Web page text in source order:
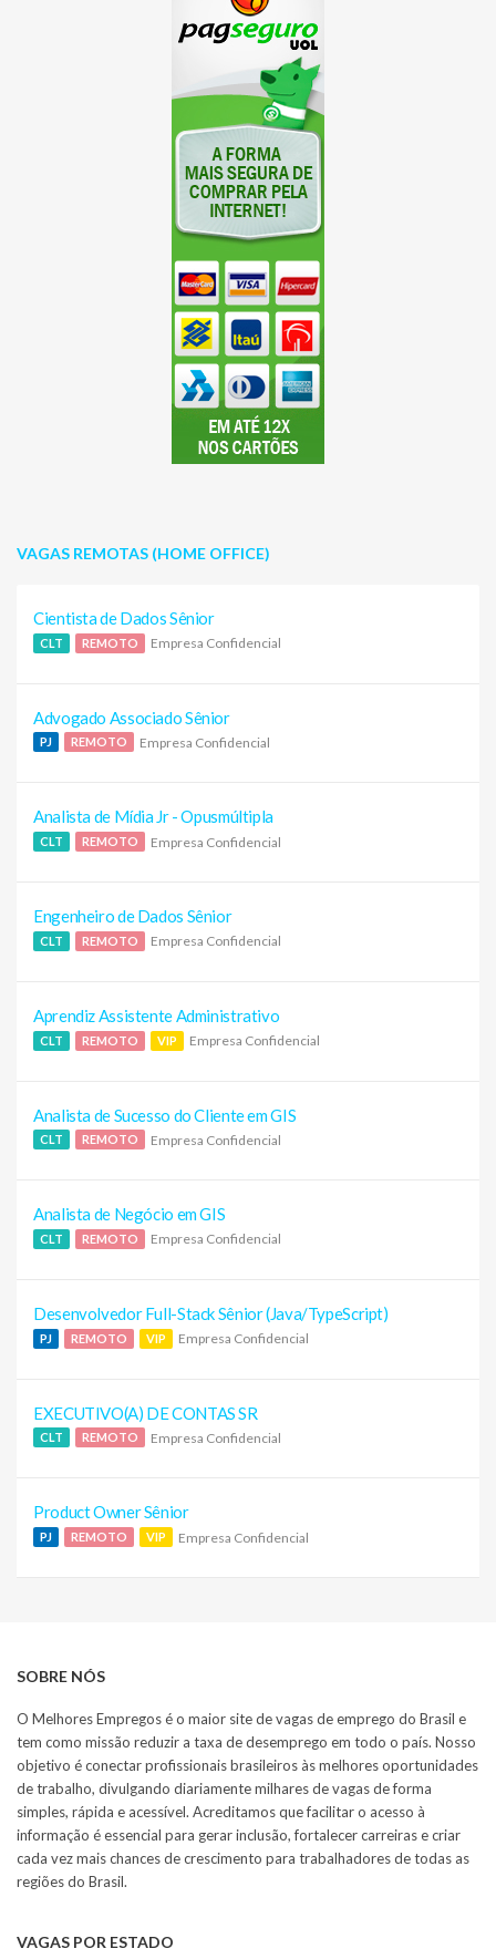
VAGAS REMOTAS (HOME OFFICE)
Cientista de Dados Sênior
CLT REMOTO Empresa Confidencial
Advogado Associado Sênior
PJ REMOTO Empresa Confidencial
Analista de Mídia Jr - Opusmúltipla
CLT REMOTO Empresa Confidencial
Engenheiro de Dados Sênior
CLT REMOTO Empresa Confidencial
Aprendiz Assistente Administrativo
CLT REMOTO VIP Empresa Confidencial
Analista de Sucesso do Cliente em GIS
CLT REMOTO Empresa Confidencial
Analista de Negócio em GIS
CLT REMOTO Empresa Confidencial
Desenvolvedor Full-Stack Sênior (Java/TypeScript)
PJ REMOTO VIP Empresa Confidencial
EXECUTIVO(A) DE CONTAS SR
CLT REMOTO Empresa Confidencial
Product Owner Sênior
PJ REMOTO VIP Empresa Confidencial
SOBRE NÓS
O Melhores Empregos é o maior site de vagas de emprego do Brasil e
tem como missão reduzir a taxa de desemprego em todo o país. Nosso
objetivo é conectar profissionais brasileiros às melhores oportunidades
de trabalho, divulgando diariamente milhares de vagas de forma
simples, rápida e acessível. Acreditamos que facilitar o acesso à
informação é essencial para gerar inclusão, fortalecer carreiras e criar
cada vez mais chances de crescimento para trabalhadores de todas as
regiões do Brasil.
VAGAS POR ESTADO